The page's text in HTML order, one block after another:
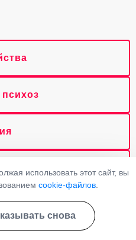
использовать этот сайт, вы
cookie-файлов
снова